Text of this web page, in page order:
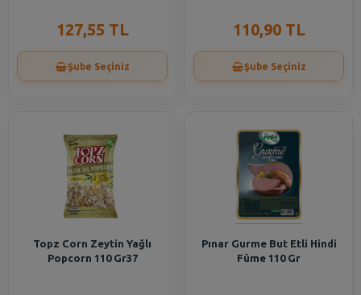
127,55 TL
Şube Seçiniz
110,90 TL
Şube Seçiniz
Topz Corn Zeytin Yağlı
Popcorn 110 Gr37
Pınar Gurme But Etli Hindi
Füme 110 Gr